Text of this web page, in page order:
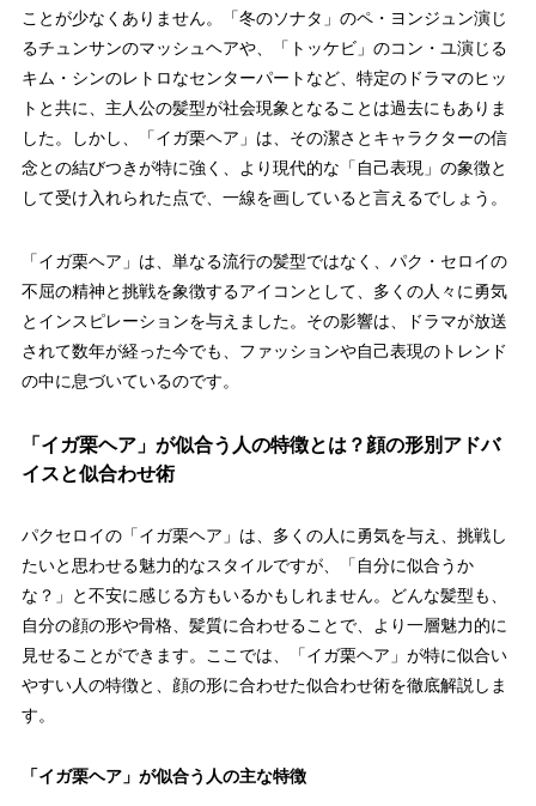
ことが少なくありません。「冬のソナタ」のペ・ヨンジュン演じ
るチュンサンのマッシュヘアや、「トッケビ」のコン・ユ演じる
キム・シンのレトロなセンターパートなど、特定のドラマのヒッ
トと共に、主人公の髪型が社会現象となることは過去にもありま
した。しかし、「イガ栗ヘア」は、その潔さとキャラクターの信
念との結びつきが特に強く、より現代的な「自己表現」の象徴と
して受け入れられた点で、一線を画していると言えるでしょう。
「イガ栗ヘア」は、単なる流行の髪型ではなく、パク・セロイの
不屈の精神と挑戦を象徴するアイコンとして、多くの人々に勇気
とインスピレーションを与えました。その影響は、ドラマが放送
されて数年が経った今でも、ファッションや自己表現のトレンド
の中に息づいているのです。
「イガ栗ヘア」が似合う人の特徴とは？顔の形別アドバ
イスと似合わせ術
パクセロイの「イガ栗ヘア」は、多くの人に勇気を与え、挑戦し
たいと思わせる魅力的なスタイルですが、「自分に似合うか
な？」と不安に感じる方もいるかもしれません。どんな髪型も、
自分の顔の形や骨格、髪質に合わせることで、より一層魅力的に
見せることができます。ここでは、
「イガ栗ヘア」が特に似合い
やすい人の特徴と、顔の形に合わせた似合わせ術を徹底解説しま
す。
「イガ栗ヘア」が似合う人の主な特徴